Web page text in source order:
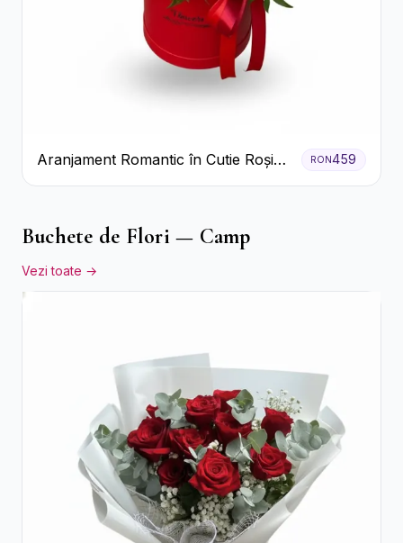
Aranjament Romantic în Cutie Roșie
cu Trandafiri și Crizanteme
RON459
Buchete de Flori — Camp
Vezi toate →